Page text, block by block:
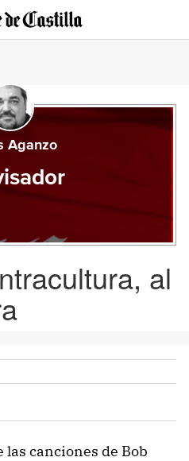
Aganzo
al
canciones de Bob